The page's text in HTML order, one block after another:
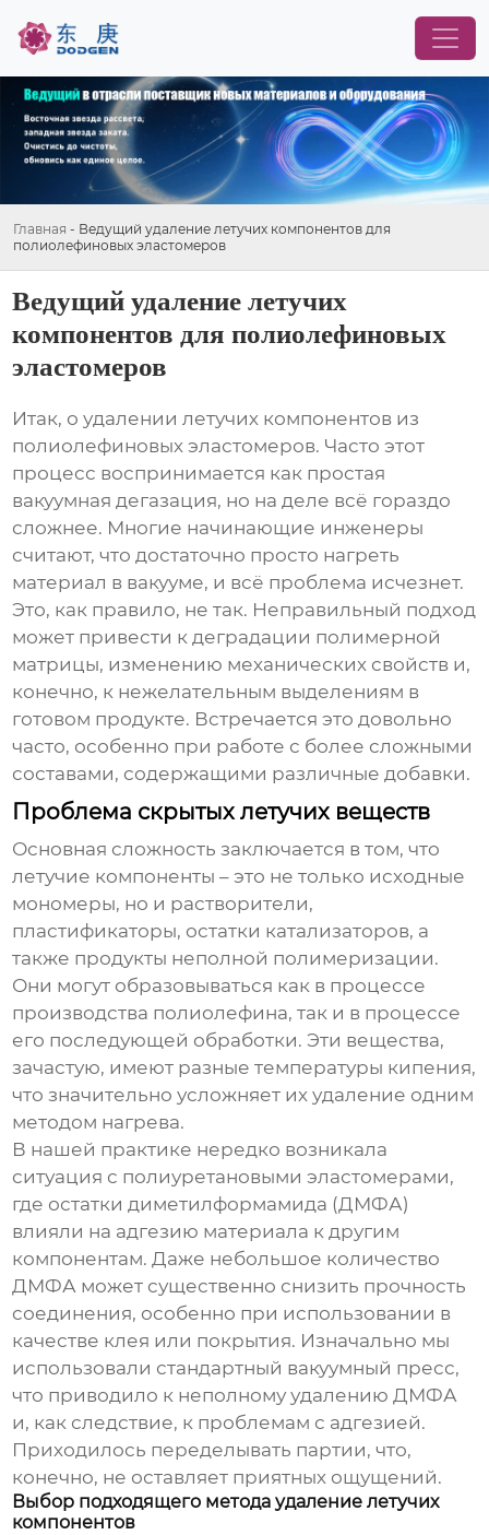
Главная - Ведущий удаление летучих компонентов для
полиолефиновых эластомеров
Ведущий удаление летучих
компонентов для полиолефиновых
эластомеров
Итак, оудалении летучих компонентов из
полиолефиновых эластомеров. Часто этот
процесс воспринимается как простая
вакуумная дегазация, но на деле всё гораздо
сложнее. Многие начинающие инженеры
считают, что достаточно просто нагреть
материал в вакууме, и всё проблема исчезнет.
Это, как правило, не так. Неправильный подход
может привести к деградации полимерной
матрицы, изменению механических свойств и,
конечно, к нежелательным выделениям в
готовом продукте. Встречается это довольно
часто, особенно при работе с более сложными
составами, содержащими различные добавки.
Проблема скрытых летучих веществ
Основная сложность заключается в том, что
летучие компоненты – это не только исходные
мономеры, но и растворители,
пластификаторы, остатки катализаторов, а
также продукты неполной полимеризации.
Они могут образовываться как в процессе
производства полиолефина, так и в процессе
его последующей обработки. Эти вещества,
зачастую, имеют разные температуры кипения,
что значительно усложняет их удаление одним
методом нагрева.
В нашей практике нередко возникала
ситуация с полиуретановыми эластомерами,
где остатки диметилформамида (ДМФА)
влияли на адгезию материала к другим
компонентам. Даже небольшое количество
ДМФА может существенно снизить прочность
соединения, особенно при использовании в
качестве клея или покрытия. Изначально мы
использовали стандартный вакуумный пресс,
что приводило к неполному удалению ДМФА
и, как следствие, к проблемам с адгезией.
Приходилось переделывать партии, что,
конечно, не оставляет приятных ощущений.
Выбор подходящего метода удаление летучих
компонентов